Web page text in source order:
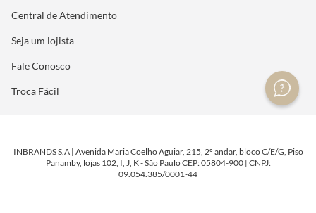
Central de Atendimento
Seja um lojista
Fale Conosco
Troca Fácil
INBRANDS S.A | Avenida Maria Coelho Aguiar, 215, 2º andar, bloco C/E/G, Piso
Panamby, lojas 102, I, J, K - São Paulo CEP: 05804-900 | CNPJ:
09.054.385/0001-44